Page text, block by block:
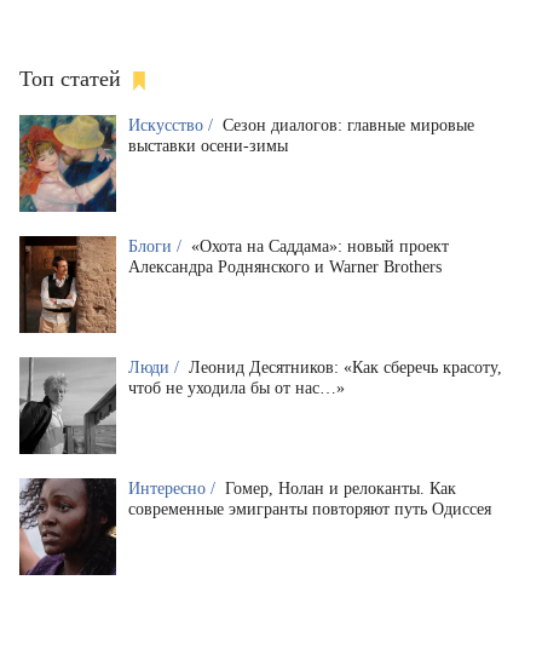
Топ статей
Искусство / Сезон диалогов: главные мировые
выставки осени-зимы
Блоги / «Охота на Саддама»: новый проект
Александра Роднянского и Warner Brothers
Люди / Леонид Десятников: «Как сберечь красоту,
чтоб не уходила бы от нас…»
Интересно / Гомер, Нолан и релоканты. Как
современные эмигранты повторяют путь Одиссея